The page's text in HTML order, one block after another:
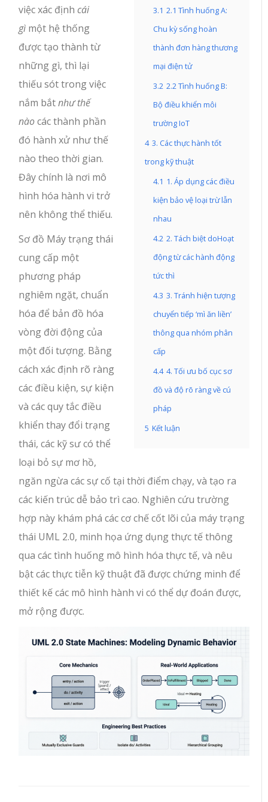
3.1 2.1 Tình huống A:
Chu kỳ sống hoàn
thành đơn hàng thương
mại điện tử
3.2 2.2 Tình huống B:
Bộ điều khiển môi
trường IoT
4 3. Các thực hành tốt
trong kỹ thuật
4.1 1. Áp dụng các điều
kiện bảo vệ loại trừ lẫn
nhau
4.2 2. Tách biệt doHoạt
động từ các hành động
tức thì
4.3 3. Tránh hiện tượng
chuyển tiếp ‘mì ăn liền’
thông qua nhóm phân
cấp
4.4 4. Tối ưu bố cục sơ
đồ và độ rõ ràng về cú
pháp
5 Kết luận
việc xác địnhcái
gì một hệ thống
được tạo thành từ
những gì, thì lại
thiếu sót trong việc
nắm bắtnhư thế
nàocác thành phần
đó hành xử như thế
nào theo thời gian.
Đây chính là nơi mô
hình hóa hành vi trở
nên không thể thiếu.
Sơ đồ Máy trạng thái
cung cấp một
phương pháp
nghiêm ngặt, chuẩn
hóa để bản đồ hóa
vòng đời động của
một đối tượng. Bằng
cách xác định rõ ràng
các điều kiện, sự kiện
và các quy tắc điều
khiển thay đổi trạng
thái, các kỹ sư có thể
loại bỏ sự mơ hồ,
ngăn ngừa các sự cố tại thời điểm chạy, và tạo ra
các kiến trúc dễ bảo trì cao. Nghiên cứu trường
hợp này khám phá các cơ chế cốt lõi của máy trạng
thái UML 2.0, minh họa ứng dụng thực tế thông
qua các tình huống mô hình hóa thực tế, và nêu
bật các thực tiễn kỹ thuật đã được chứng minh để
thiết kế các mô hình hành vi có thể dự đoán được,
mở rộng được.